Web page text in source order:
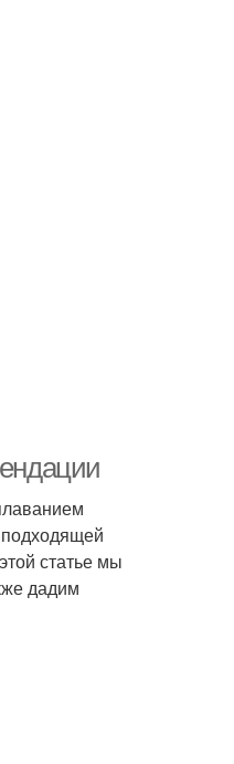
статье мы
дадим